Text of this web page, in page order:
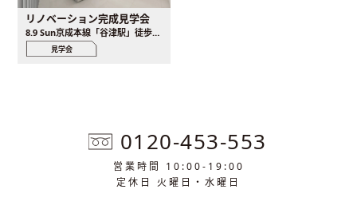
リノベーション完成見学会
8.9 Sun京成本線「谷津駅」徒歩5分、JR総武線「津田沼駅」徒歩16分
見学会
0120-453-553
営業時間 10:00-19:00
定休日 火曜日・水曜日